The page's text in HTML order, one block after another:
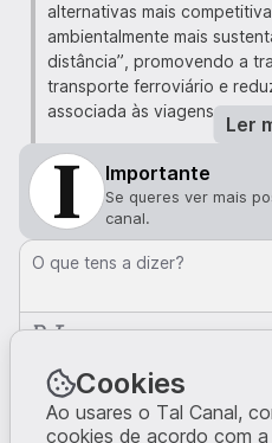
alternativas mais
ambientalmente mais
distância”, promovendo a
transporte ferroviário e
associada às viagens entre
Entre os marcos definidos
conclusão da nova linha
Caia até 2025, com início
2026. Seguir-se-á a
Plasencia–Talayuela até
término previsto para 2029
2027, estarão também
Tejo.
Com estas obras, o objetivo
Ler
Importante
Se queres ver mais
canal.
O que tens a dizer?
Comentários · 0
Cookies
Ao usares o Tal Canal,
cookies de acordo com a